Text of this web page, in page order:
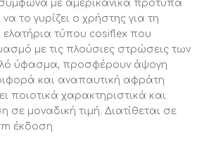
με αμερικάνικα πρότυπα
να το γυρίζει ο χρήστης για τη
ελατήρια τύπου cosiflex που
με τις πλούσιες στρώσεις των
ύφασμα, προσφέρουν άψογη
και αναπαυτική αφράτη
ποιοτικά χαρακτηριστικά και
σε μοναδική τιμή. Διατίθεται σε
έκδοση